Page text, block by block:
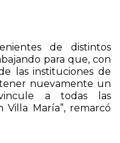
de distintos
para que, con
las instituciones de
nuevamente un
a todas las
Villa María”, remarcó